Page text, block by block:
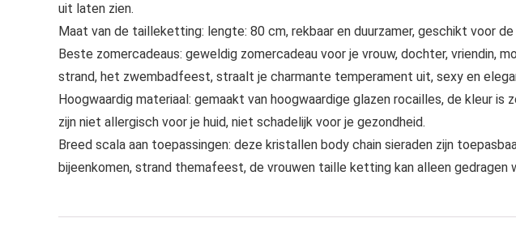
uit laten zien.
Maat van de tailleketting: lengte: 80 cm, rekbaar en duurzamer, geschikt voor
Beste zomercadeaus: geweldig zomercadeau voor je vrouw, dochter, vriendin,
strand, het zwembadfeest, straalt je charmante temperament uit, sexy en
Hoogwaardig materiaal: gemaakt van hoogwaardige glazen rocailles, de kleur
zijn niet allergisch voor je huid, niet schadelijk voor je gezondheid.
Breed scala aan toepassingen: deze kristallen body chain sieraden zijn
bijeenkomen, strand themafeest, de vrouwen taille ketting kan alleen gedragen